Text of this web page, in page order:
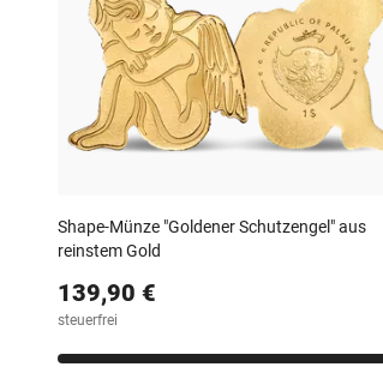
Shape-Münze "Goldener Schutzengel" aus
reinstem Gold
139,90 €
steuerfrei